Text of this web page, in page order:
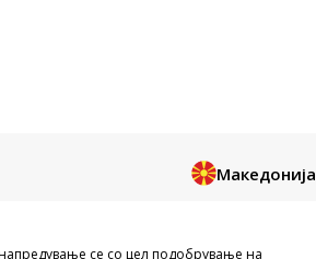
Македонија
a се однесува на логоа,
се со цел подобрување на